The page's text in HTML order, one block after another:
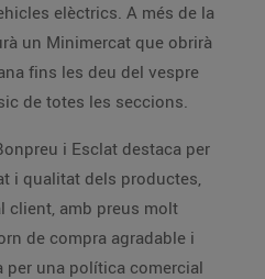
elèctrics. A més de la
un Minimercat que obrirà
fins les deu del vespre
de totes les seccions.
i Esclat destaca per
i qualitat dels productes,
client, amb preus molt
de compra agradable i
per una política comercial